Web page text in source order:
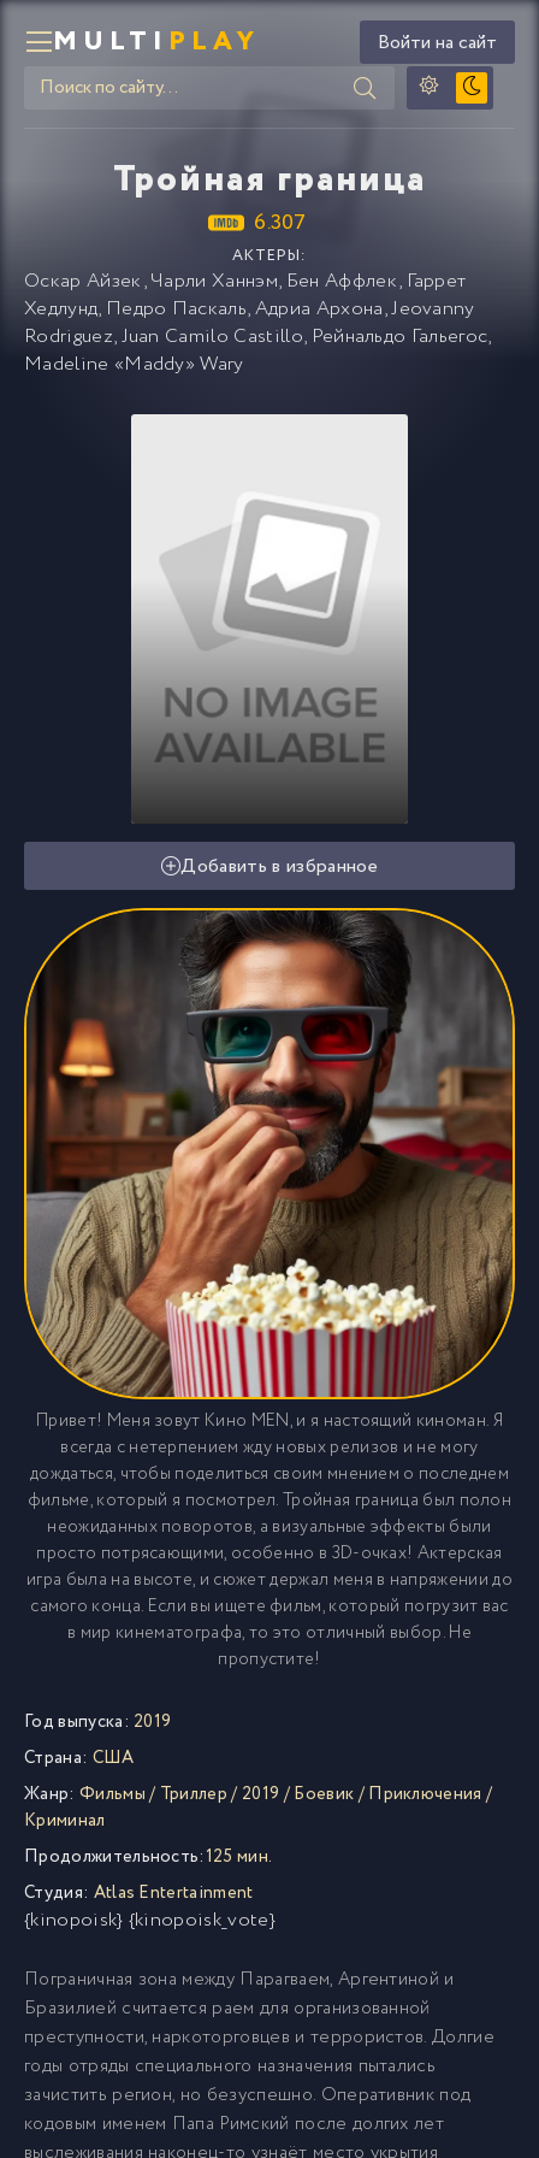
MULTI PLAY Войти на сайт
Тройная граница
6.307
АКТЕРЫ:
Оскар Айзек,Чарли Ханнэм, Бен Аффлек, Гаррет
Хедлунд, Педро Паскаль,Адриа Архона,Jeovanny
Rodriguez,Juan Camilo Castillo, Рейнальдо Гальегос,
Madeline «Maddy» Wary
Добавить в избранное
Привет! Меня зовут Кино MEN, и я настоящий киноман. Я
всегда с нетерпением жду новых релизов и не могу
дождаться, чтобы поделиться своим мнением о последнем
фильме, который я посмотрел. Тройная граница был полон
неожиданных поворотов, а визуальные эффекты были
просто потрясающими, особенно в 3D-очках! Актерская
игра была на высоте, и сюжет держал меня в напряжении до
самого конца. Если вы ищете фильм, который погрузит вас
в мир кинематографа, то это отличный выбор. Не
пропустите!
Год выпуска: 2019
Страна: США
Жанр: Фильмы/ Триллер/ 2019 /Боевик/Приключения /
Криминал
Продолжительность:125 мин.
Студия: Atlas Entertainment
{kinopoisk} {kinopoisk_vote}
Пограничная зона между Парагваем, Аргентиной и
Бразилией считается раем для организованной
преступности, наркоторговцев и террористов. Долгие
годы отряды специального назначения пытались
зачистить регион, но безуспешно. Оперативник под
кодовым именем Папа Римский после долгих лет